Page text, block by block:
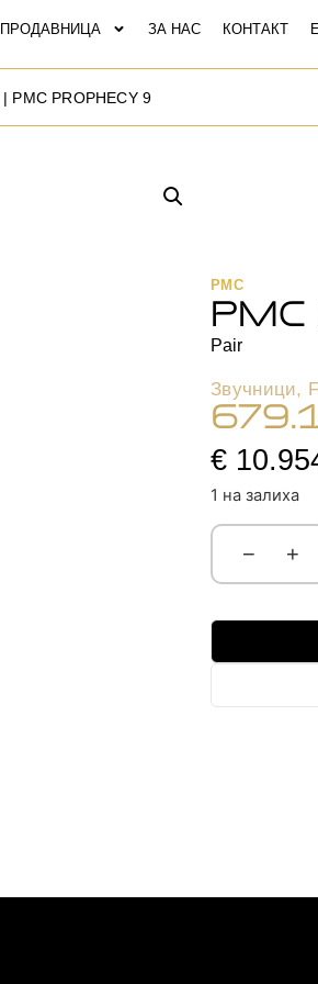
ПРОДАВНИЦА ЗА НАС КОНТАКТ
| PMC PROPHECY 9
PMC
Pair
Звучници,
€
1 на залиха
− +